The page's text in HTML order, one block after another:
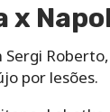
x
Sergi
por lesões.